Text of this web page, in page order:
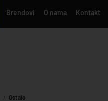
Brendovi O nama Kontakt
Ostalo